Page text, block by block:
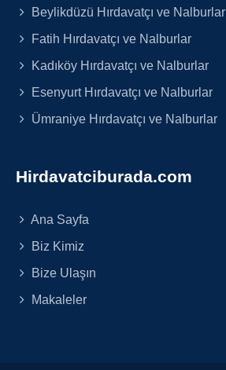
Beylikdüzü Hırdavatçı ve Nalburlar
Fatih Hırdavatçı ve Nalburlar
Kadıköy Hırdavatçı ve Nalburlar
Esenyurt Hırdavatçı ve Nalburlar
Ümraniye Hırdavatçı ve Nalburlar
Hirdavatciburada.com
Ana Sayfa
Biz Kimiz
Bize Ulaşın
Makaleler